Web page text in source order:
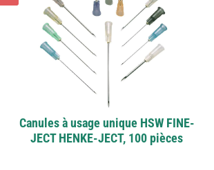
Canules à usage unique HSW FINE-
JECT HENKE-JECT, 100 pièces